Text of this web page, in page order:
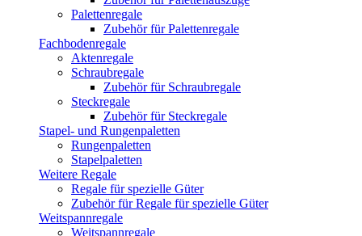
Palettenregale
Zubehör für Palettenregale
Fachbodenregale
Aktenregale
Schraubregale
Zubehör für Schraubregale
Steckregale
Zubehör für Steckregale
Stapel- und Rungenpaletten
Rungenpaletten
Stapelpaletten
Weitere Regale
Regale für spezielle Güter
Zubehör für Regale für spezielle Güter
Weitspannregale
Weitspannregale